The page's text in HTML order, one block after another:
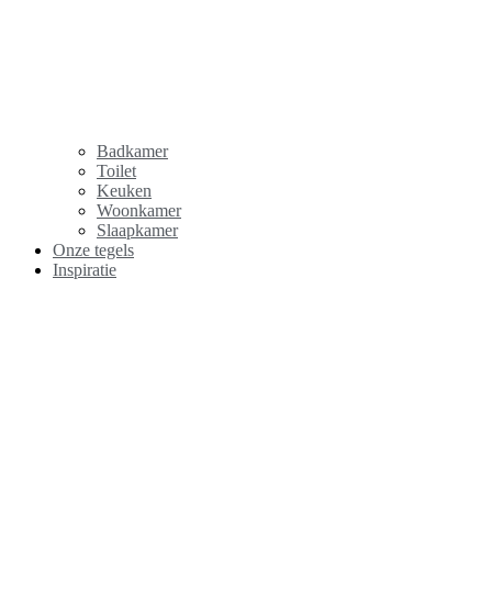
Badkamer
Toilet
Keuken
Woonkamer
Slaapkamer
Onze tegels
Inspiratie